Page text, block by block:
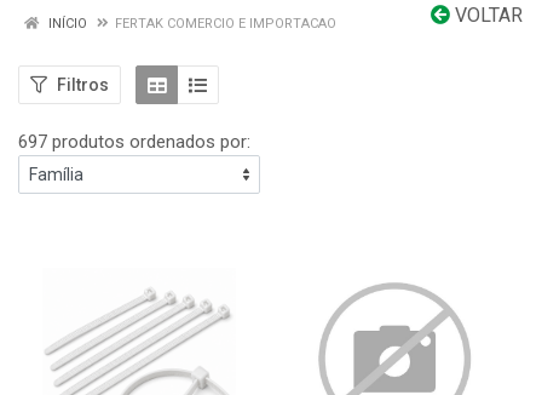
VOLTAR
INÍCIO FERTAK COMERCIO E IMPORTACAO
Filtros
697 produtos ordenados por: